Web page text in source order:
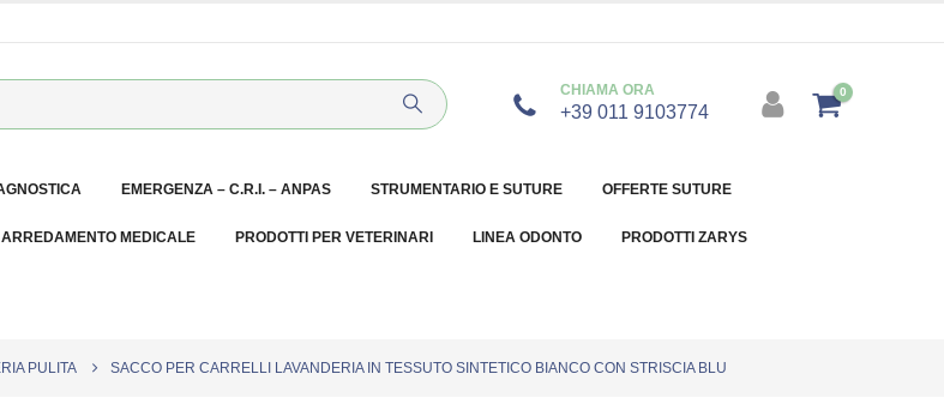
CHIAMA ORA
+39 011 9103774
0
EMERGENZA – C.R.I. – ANPAS STRUMENTARIO E SUTURE OFFERTE SUTURE
ARREDAMENTO MEDICALE PRODOTTI PER VETERINARI LINEA ODONTO PRODOTTI ZARYS
PULITA SACCO PER CARRELLI LAVANDERIA IN TESSUTO SINTETICO BIANCO CON STRISCIA BLU